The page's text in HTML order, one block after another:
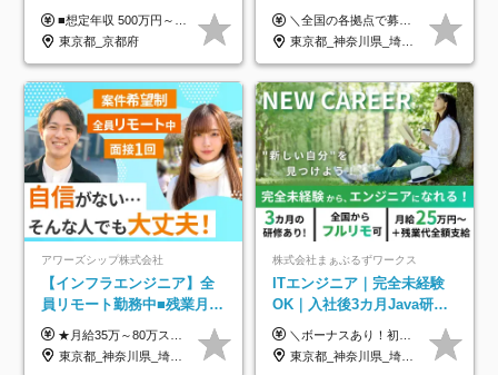
■想定年収 500万円～900万円 月給制 月給278,000円～ ※残業が発生した場合、残業代を別途全額支給します ※試用期間2ヶ月あり(待遇や給与に差異はありません)
東京都_京都府
年の自社ITスクール研修あ
り/年休130日
＼全国の各拠点で募集中！／ 給与は以下の通り、勤務地により異なります。 札幌：月給23万円～27万円 仙台：月給22万円～26万円 新潟：月給22万円～26万円 東京：月給26万円～30万円 大阪：月給24万円～29万円 福岡：月給23.5万円～27万円 沖縄：月給21万円～26万円 ◎給与は知識や経験を考慮して決定します。 ◎残業は別途全額支給します。 ◎試用期間12カ月あり（給与は以下の通りです。その他条件に変更はありません） （試用期間の給与） 札幌：月給18.6万円～ 仙台：月給19万円～ 新潟：月給18万円～ 東京：月給22万円～ 大阪：月給20.8万円～ 福岡：月給19万円～ 沖縄：月給18万円～
東京都_神奈川県_埼玉県_千葉県_大阪府_愛知県_北海道_青森県_岩手県_宮城県_秋田県_山形県_福島県_茨城県_栃木県_群馬県_新潟県_山梨県_長野県_富山県_石川県_福井県_静岡県_岐阜県_三重県_兵庫県_京都府_滋賀県_奈良県_和歌山県_広島県_岡山県_鳥取県_島根県_山口県_徳島県_香川県_愛媛県_高知県_福岡県_熊本県_佐賀県_長崎県_大分県_宮崎県_鹿児島県_沖縄県
アワーズシップ株式会社
【インフラエンジニア】全
員リモート勤務中■残業月
3h■最大3ヶ月の連休あり■
年休126日■20～30代活躍
中！
★月給35万～80万スタートも可 【未経験の方】 ■月給26万～80万＋賞与年2回（年2ヶ月分） 【何かしらのインフラエンジニア経験をお持ちの方】 ■月給35万～80万＋賞与年2回（年2ヶ月分） ※スキル・経験などを考慮し決定します ※試用期間6ヶ月あり。期間中は契約社員となります。その他の待遇に差異はありません（試用期間終了後、昇給の可能性あり） ※上記金額には固定残業代（月30時間分／4万9600円～15万2600円）を含みます。超過分は別途支給いたします。 ＼頑張りはインセンティブで還元！／ クライアントに貢献度を評価され、当社のエンジニアが追加で案件に参画することになるなど、会社にとって利益になる行動はしっかり評価します。 会社の成長に貢献できていることを実感でき、「もっと頑張ろう」と思える体制づくりを整えています！
東京都_神奈川県_埼玉県_千葉県_大阪府
株式会社まぁぶるずワークス
ITエンジニア｜完全未経験
OK｜入社後3カ月Java研修
｜リモート率8割以上｜充実
のキャリア支援｜残業月10h
＼ボーナスあり！初年度から年収300万円以上／ ■月給25万円～35万円＋残業代全額支給＋各種手当＋賞与年1回 ◎経験・年齢・スキルなどを考慮し、できるだけ優遇します ◎試用期間中(3カ月)は契約社員で、月給21万円＋諸手当になります。 (試用期間中は残業が発生しません。その他の待遇に変更はありません) ----------------- ＼3つの評価軸！実力次第で早期収入アップ！／ 【1】スキル(IT理解、実装力、設計) 【2】実務力(現場評価、コミュ力、品質) 【3】姿勢(自走力、意欲、責任感) この3つの評価軸で、3カ月ごとに評価。社内グレードにより、給与が決まる明確な仕組みです。何ができれば給与が上がるのか分かりやすく、実力や努力次第で早期に収入を増やせます！ 【固定残業代について】 なし（残業代は、実際の労働時間に応じて別途全額支給）
東京都_神奈川県_埼玉県_千葉県_大阪府_愛知県_北海道_青森県_岩手県_宮城県_秋田県_山形県_福島県_茨城県_栃木県_群馬県_新潟県_山梨県_長野県_富山県_石川県_福井県_静岡県_岐阜県_三重県_兵庫県_京都府_滋賀県_奈良県_和歌山県_広島県_岡山県_鳥取県_島根県_山口県_徳島県_香川県_愛媛県_高知県_福岡県_熊本県_佐賀県_長崎県_大分県_宮崎県_鹿児島県_沖縄県